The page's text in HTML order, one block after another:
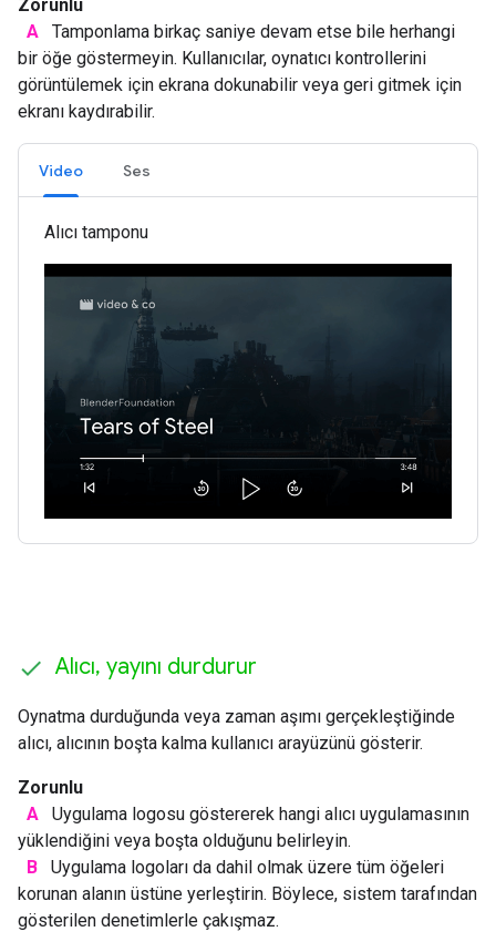
Zorunlu
A
Tamponlama birkaç saniye devam etse bile herhangi
bir öğe göstermeyin. Kullanıcılar, oynatıcı kontrollerini
görüntülemek için ekrana dokunabilir veya geri gitmek için
ekranı kaydırabilir.
Video Ses
Alıcı tamponu
Alıcı, yayını durdurur
Oynatma durduğunda veya zaman aşımı gerçekleştiğinde
alıcı, alıcının boşta kalma kullanıcı arayüzünü gösterir.
Zorunlu
A
Uygulama logosu göstererek hangi alıcı uygulamasının
yüklendiğini veya boşta olduğunu belirleyin.
B
Uygulama logoları da dahil olmak üzere tüm öğeleri
korunan alanın üstüne yerleştirin. Böylece, sistem tarafından
gösterilen denetimlerle çakışmaz.